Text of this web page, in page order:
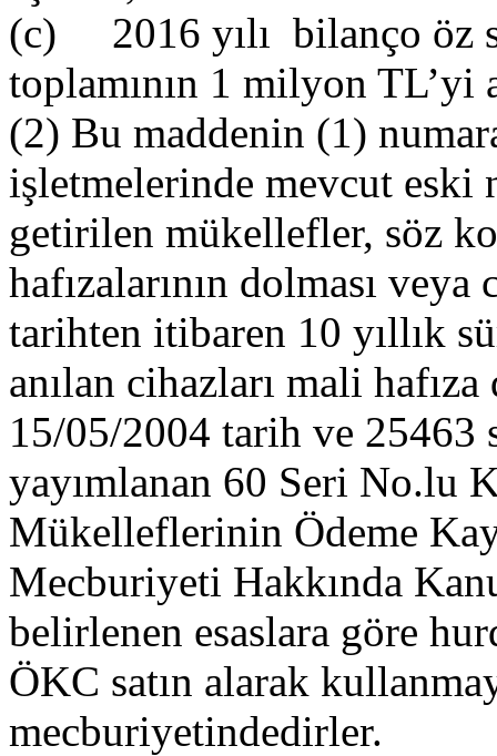
(c) 2016 yılı bilanço öz
toplamının 1 milyon TL’yi
(2) Bu maddenin (1)
işletmelerinde mevcut eski
getirilen mükellefler, söz
hafızalarının dolması
tarihten itibaren 10 yıllık
anılan cihazları mali
15/05/2004 tarih ve 25463
yayımlanan 60 Seri No.lu
Mükelleflerinin Ödeme
Mecburiyeti Hakkında
belirlenen esaslara göre
ÖKC satın alarak
mecburiyetindedirler.